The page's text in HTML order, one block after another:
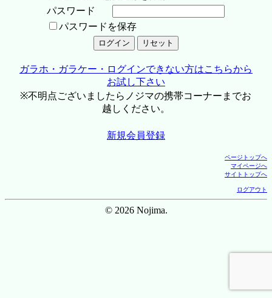
パスワード
パスワードを保存
ガラホ・ガラケー・ログインできない方はこちらから
お試し下さい
※不明点ございましたらノジマの携帯コーナーまでお
越しください。
新規会員登録
ページトップへ
マイページへ
サイトトップへ
ログアウト
© 2026 Nojima.